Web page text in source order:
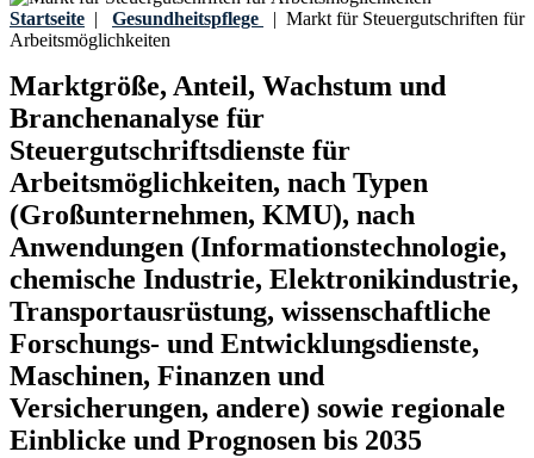
Startseite | Gesundheitspflege | Markt für Steuergutschriften für
Arbeitsmöglichkeiten
Marktgröße, Anteil, Wachstum und
Branchenanalyse für
Steuergutschriftsdienste für
Arbeitsmöglichkeiten, nach Typen
(Großunternehmen, KMU), nach
Anwendungen (Informationstechnologie,
chemische Industrie, Elektronikindustrie,
Transportausrüstung, wissenschaftliche
Forschungs- und Entwicklungsdienste,
Maschinen, Finanzen und
Versicherungen, andere) sowie regionale
Einblicke und Prognosen bis 2035